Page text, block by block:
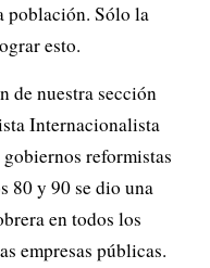
población. Sólo la
esto.
de nuestra sección
Internacionalista
reformistas
80 y 90 se dio una
en todos los
empresas públicas.